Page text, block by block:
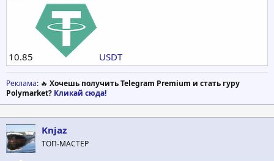
10.85 USDT
Реклама: 🔥 Хочешь получить Telegram Premium и стать гуру
Polymarket? Кликай сюда!
Knjaz
ТОП-МАСТЕР